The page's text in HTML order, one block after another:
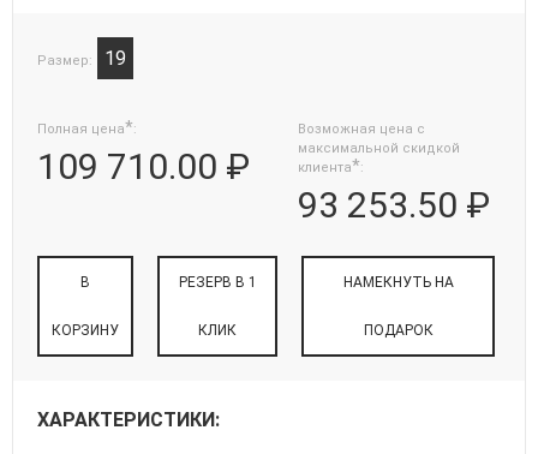
Размер: 19
Полная цена*:
109 710.00 ₽
Возможная цена с
максимальной скидкой
клиента*:
93 253.50 ₽
В
КОРЗИНУ
РЕЗЕРВ В 1
КЛИК
НАМЕКНУТЬ НА
ПОДАРОК
ХАРАКТЕРИСТИКИ: